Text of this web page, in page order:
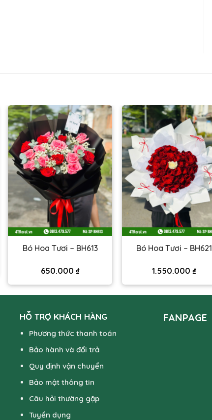
Bó Hoa Tươi – BH613
650.000 ₫
Bó Hoa Tươi – BH621
1.550.000 ₫
HỖ TRỢ KHÁCH HÀNG
Phương thức thanh toán
Bảo hành và đổi trả
Quy định vận chuyển
Bảo mật thông tin
Câu hỏi thường gặp
Tuyển dụng
FANPAGE